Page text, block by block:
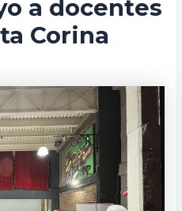
a docentes
Corina